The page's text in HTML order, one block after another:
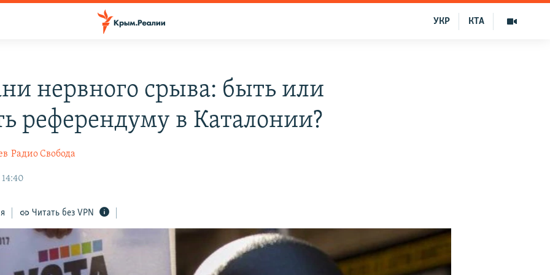
КТА
УКР
нервного срыва: быть или
референдуму в Каталонии?
Радио Свобода
14:40
Читать без VPN